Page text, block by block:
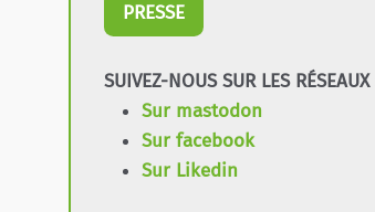
PRESSE
SUIVEZ-NOUS SUR LES RÉSEAUX
Sur mastodon
Sur facebook
Sur Likedin